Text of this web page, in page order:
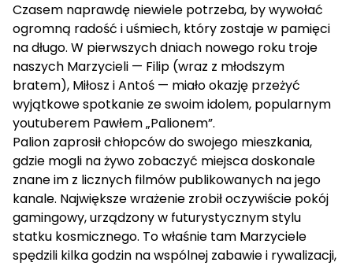
Czasem naprawdę niewiele potrzeba, by wywołać
ogromną radość i uśmiech, który zostaje w pamięci
na długo. W pierwszych dniach nowego roku troje
naszych Marzycieli — Filip (wraz z młodszym
bratem), Miłosz i Antoś — miało okazję przeżyć
wyjątkowe spotkanie ze swoim idolem, popularnym
youtuberem Pawłem „Palionem”.
Palion zaprosił chłopców do swojego mieszkania,
gdzie mogli na żywo zobaczyć miejsca doskonale
znane im z licznych filmów publikowanych na jego
kanale. Największe wrażenie zrobił oczywiście pokój
gamingowy, urządzony w futurystycznym stylu
statku kosmicznego. To właśnie tam Marzyciele
spędzili kilka godzin na wspólnej zabawie i rywalizacji,